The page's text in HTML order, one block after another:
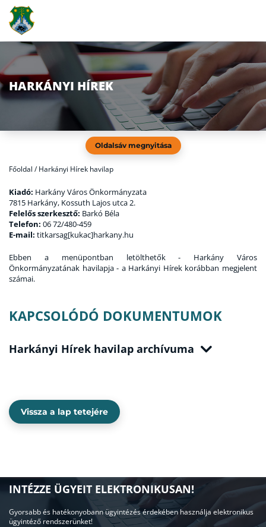
HARKÁNYI HÍREK
Oldalsáv megnyitása
Főoldal / Harkányi Hírek havilap
Kiadó: Harkány Város Önkormányzata
7815 Harkány, Kossuth Lajos utca 2.
Felelős szerkesztő: Barkó Béla
Telefon: 06 72/480-459
E-mail: titkarsag[kukac]harkany.hu
Ebben a menüpontban letölthetők - Harkány Város
Önkormányzatának havilapja - a Harkányi Hírek korábban megjelent
számai.
KAPCSOLÓDÓ DOKUMENTUMOK
Harkányi Hírek havilap archívuma
Vissza a lap tetejére
INTÉZZE ÜGYEIT ELEKTRONIKUSAN!
Gyorsabb és hatékonyobann ügyintézés érdekében használja elektronikus
ügyintéző rendszerünket!